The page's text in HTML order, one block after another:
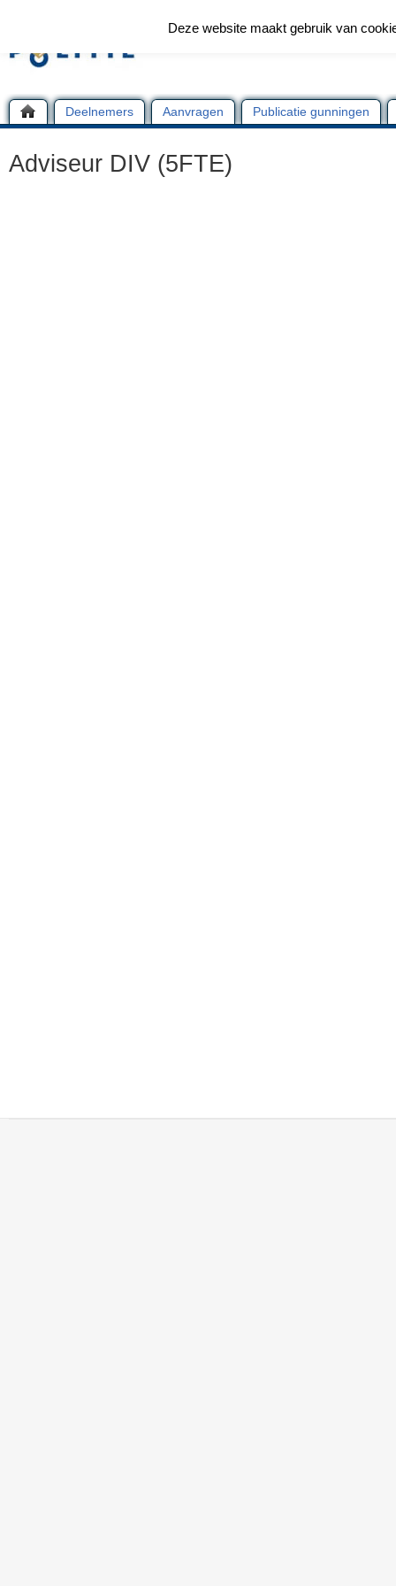
Deelnemers Aanvragen Publicatie gunningen
Adviseur DIV (5FTE)
Deze website maakt gebruik van